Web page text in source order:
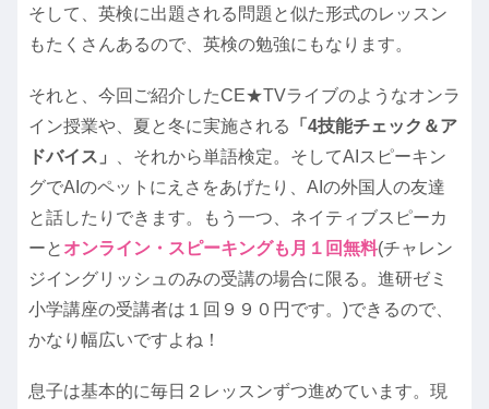
そして、英検に出題される問題と似た形式のレッスン
もたくさんあるので、英検の勉強にもなります。
それと、今回ご紹介したCE★TVライブのようなオンラ
イン授業や、夏と冬に実施される
「4技能チェック＆ア
ドバイス」
、それから単語検定。そしてAIスピーキン
グでAIのペットにえさをあげたり、AIの外国人の友達
と話したりできます。もう一つ、ネイティブスピーカ
ーと オンライン・スピーキングも月１回無料(チャレン
ジイングリッシュのみの受講の場合に限る。進研ゼミ
小学講座の受講者は１回９９０円です。)できるので、
かなり幅広いですよね！
息子は基本的に毎日２レッスンずつ進めています。現